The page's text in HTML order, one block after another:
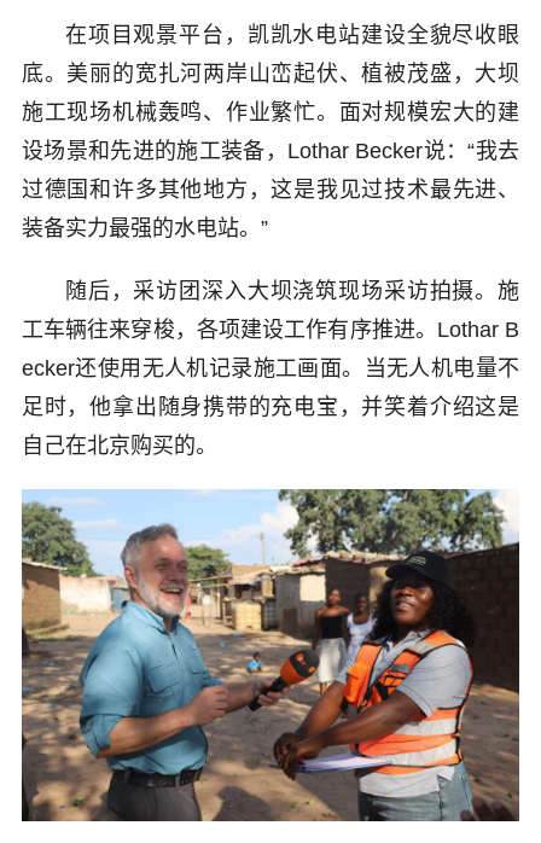
在项目观景平台，凯凯水电站建设全貌尽收眼
底。美丽的宽扎河两岸山峦起伏、植被茂盛，大坝
施工现场机械轰鸣、作业繁忙。面对规模宏大的建
设场景和先进的施工装备，Lothar Becker说：“我去
过德国和许多其他地方，这是我见过技术最先进、
装备实力最强的水电站。”
随后，采访团深入大坝浇筑现场采访拍摄。施
工车辆往来穿梭，各项建设工作有序推进。Lothar B
ecker还使用无人机记录施工画面。当无人机电量不
足时，他拿出随身携带的充电宝，并笑着介绍这是
自己在北京购买的。